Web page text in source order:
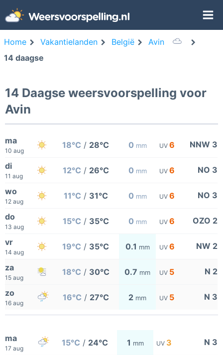
Home Vakantielanden België
Avin
14 daagse
14 Daagse weersvoorspelling voor
Avin
ma
10 aug
18°C / 28°C 0 mm UV 6 NNW 3
di
11 aug
12°C / 26°C 0 mm UV 6 NO 3
wo
12 aug
11°C / 31°C 0 mm UV 6 NO 3
do
13 aug
15°C / 35°C 0 mm UV 6 OZO 2
vr
14 aug
19°C / 35°C 0.1 mm UV 6 NW 2
za
15 aug
18°C / 30°C 0.7 mm UV 5 N 2
zo
16 aug
16°C / 27°C 2 mm UV 5 N 3
ma
17 aug
15°C / 24°C 1 mm UV 3 N 3